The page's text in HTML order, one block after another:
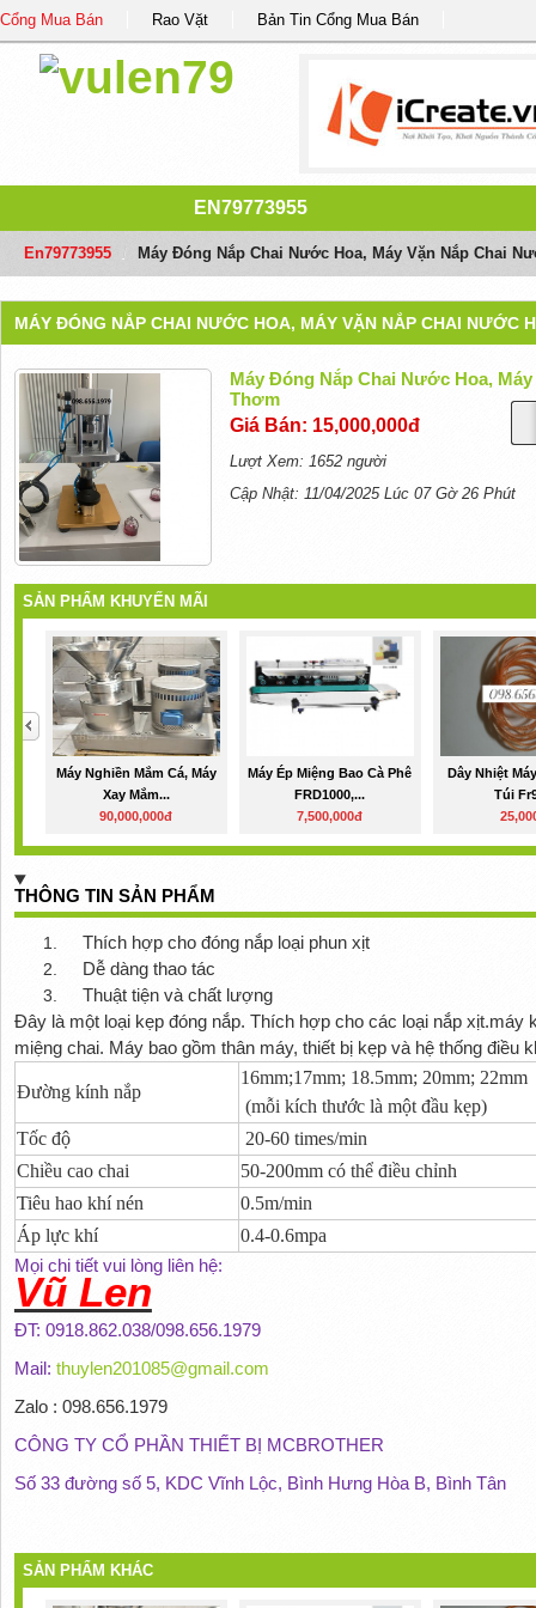
Cổng Mua Bán Rao Vặt Bản Tin Cổng Mua Bán
EN79773955
En79773955 Máy Đóng Nắp Chai Nước Hoa, Máy Vặn Nắp Chai
MÁY ĐÓNG NẮP CHAI NƯỚC HOA, MÁY VẶN NẮP CHAI NƯỚC
Máy Đóng Nắp Chai Nước Hoa,
Thơm
Giá Bán: 15,000,000đ
Lượt Xem: 1652 người
Cập Nhật: 11/04/2025 Lúc 07 Gờ 26 Phút
SẢN PHẨM KHUYẾN MÃI
Máy Nghiền Mắm Cá, Máy
Xay Mắm...
90,000,000đ
Máy Ép Miệng Bao Cà Phê
FRD1000,...
7,500,000đ
Dây Nhiệt
Túi
THÔNG TIN SẢN PHẨM
1. Thích hợp cho đóng nắp loại phun xịt
2. Dễ dàng thao tác
3.
Thuật tiện và chất lượng
Đây là một loại kẹp đóng nắp. Thích hợp cho các loại nắp xịt.máy
miệng chai. Máy bao gồm thân máy, thiết bị kẹp và hệ thống điều
Đường kính nắp
16mm;17mm; 18.5mm; 20mm; 22mm
(mỗi kích thước là một đầu kẹp)
Tốc độ
20-60 times/min
Chiều cao chai
50-200mm có thể điều chỉnh
Tiêu hao khí nén
0.5m/min
Áp lực khí
0.4-0.6mpa
Mọi chi tiết vui lòng liên hệ:
Vũ Len
ĐT: 0918.862.038/098.656.1979
Mail: thuylen201085@gmail.com
Zalo : 098.656.1979
CÔNG TY CỔ PHẦN THIẾT BỊ MCBROTHER
Số 33 đường số 5, KDC Vĩnh Lộc, Bình Hưng Hòa B, Bình Tân
SẢN PHẨM KHÁC